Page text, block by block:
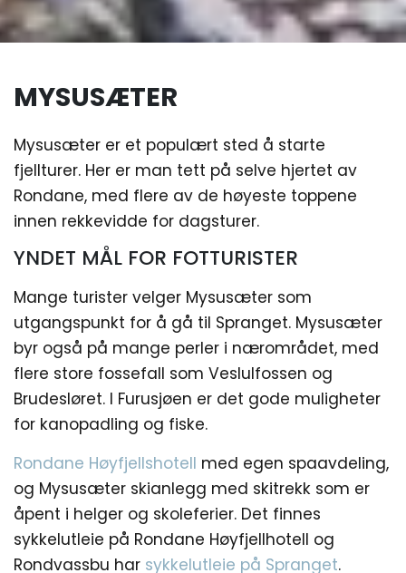
MYSUSÆTER
Mysusæter er et populært sted å starte
fjellturer. Her er man tett på selve hjertet av
Rondane, med flere av de høyeste toppene
innen rekkevidde for dagsturer.
YNDET MÅL FOR FOTTURISTER
Mange turister velger Mysusæter som
utgangspunkt for å gå til Spranget. Mysusæter
byr også på mange perler i nærområdet, med
flere store fossefall som Veslulfossen og
Brudesløret. I Furusjøen er det gode muligheter
for kanopadling og fiske.
Rondane Høyfjellshotell med egen spaavdeling,
og Mysusæter skianlegg med skitrekk som er
åpent i helger og skoleferier. Det finnes
sykkelutleie på Rondane Høyfjellhotell og
Rondvassbu har sykkelutleie på Spranget.